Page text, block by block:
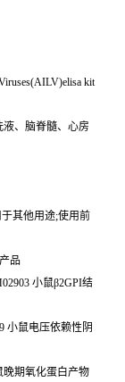
kit
、脑脊髓、心房
其他用途;使用前
品
小鼠β2GPI结
小鼠电压依赖性阴
晚期氧化蛋白产物